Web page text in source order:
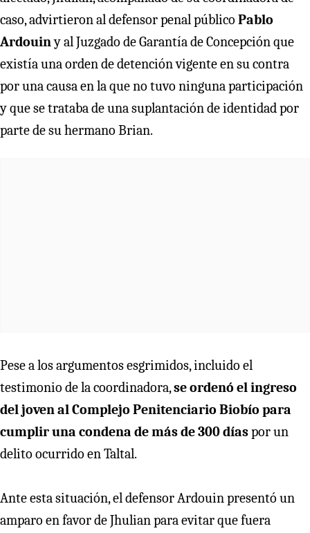
caso, advirtieron al defensor penal público Pablo
Ardouiny al Juzgado de Garantía de Concepción que
existía una orden de detención vigente en su contra
por una causa en la que no tuvo ninguna participación
y que se trataba de una suplantación de identidad por
parte de su hermano Brian.
Pese a los argumentos esgrimidos, incluido el
testimonio de la coordinadora,se ordenó el ingreso
del joven al Complejo Penitenciario Biobío para
cumplir una condena de más de 300 díaspor un
delito ocurrido en Taltal.
Ante esta situación, el defensor Ardouin presentó un
amparo en favor de Jhulian para evitar que fuera